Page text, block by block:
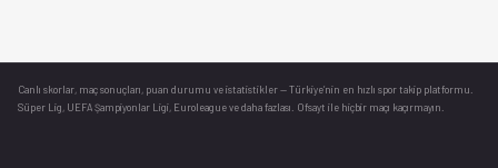
Canlı skorlar , maç sonuçları, puan durumu ve istatistikler — Türkiye’nin en hızlı spor takip platformu.
Süper Lig, UEFA Şampiyonlar Ligi, Euroleague ve daha fazlası. Ofsayt ile hiçbir maçı kaçırmayın.